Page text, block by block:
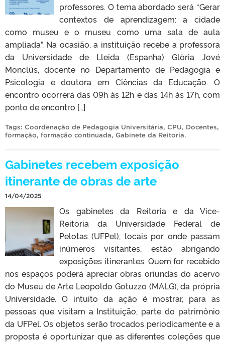
professores. O tema abordado será “Gerar
contextos de aprendizagem: a cidade
como museu e o museu como uma sala de aula
ampliada”. Na ocasião, a instituição recebe a professora
da Universidade de Lleida (Espanha) Glòria Jové
Monclús, docente no Departamento de Pedagogia e
Psicologia e doutora em Ciências da Educação. O
encontro ocorrerá das 09h às 12h e das 14h às 17h, com
ponto de encontro […]
Tags: Coordenação de Pedagogia Universitária, CPU, Docentes,
formação, formação continuada, Gabinete da Reitoria.
Gabinetes recebem exposição
itinerante de obras de arte
14/04/2025
Os gabinetes da Reitoria e da Vice-
Reitoria da Universidade Federal de
Pelotas (UFPel), locais por onde passam
inúmeros visitantes, estão abrigando
exposições itinerantes. Quem for recebido
nos espaços poderá apreciar obras oriundas do acervo
do Museu de Arte Leopoldo Gotuzzo (MALG), da própria
Universidade. O intuito da ação é mostrar, para as
pessoas que visitam a Instituição, parte do patrimônio
da UFPel. Os objetos serão trocados periodicamente e a
proposta é oportunizar que as diferentes coleções que